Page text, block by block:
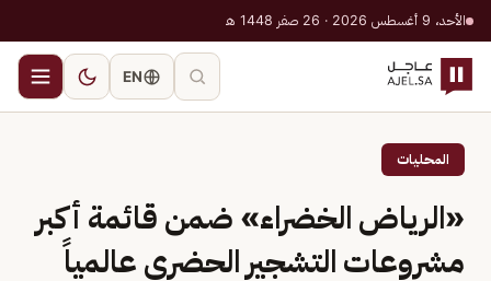
الأحد، 9 أغسطس 2026 · 26 صفر 1448 هـ
EN
المحليات
«الرياض الخضراء» ضمن قائمة أكبر
مشروعات التشجير الحضري عالمياً